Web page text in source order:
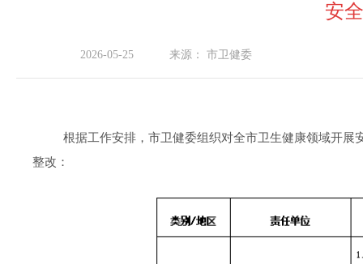
安
2026-05-25 来源： 市卫健委
根据工作安排，市卫健委组织对全市卫生健康领域开
整改：